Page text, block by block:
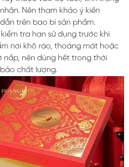
Nên tham khảo ý kiến
trên bao bì sản phẩm.
kiểm tra hạn sử dụng trước khi
nơi khô ráo, thoáng mát hoặc
nắp, nên dùng hết trong thời
chất lượng.